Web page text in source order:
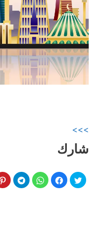
>>>
شارك